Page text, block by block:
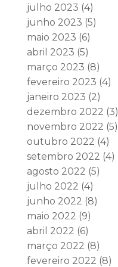
julho 2023 (4)
junho 2023 (5)
maio 2023 (6)
abril 2023 (5)
março 2023 (8)
fevereiro 2023 (4)
janeiro 2023 (2)
dezembro 2022 (3)
novembro 2022 (5)
outubro 2022 (4)
setembro 2022 (4)
agosto 2022 (5)
julho 2022 (4)
junho 2022 (8)
maio 2022 (9)
abril 2022 (6)
março 2022 (8)
fevereiro 2022 (8)